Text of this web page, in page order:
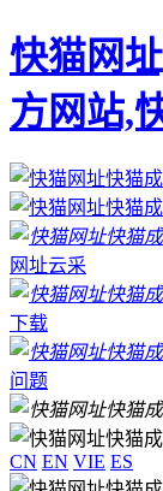
快猫网
方网站,
网址云采
下载
问题
CN EN VIE ES